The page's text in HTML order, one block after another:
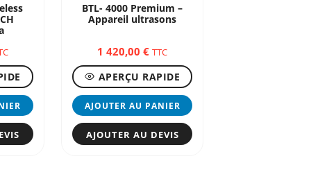
BTL- 4000 Premium –
Appareil ultrasons
1 420,00€ TTC
APERÇU RAPIDE
AJOUTER AU PANIER
AJOUTER AU DEVIS